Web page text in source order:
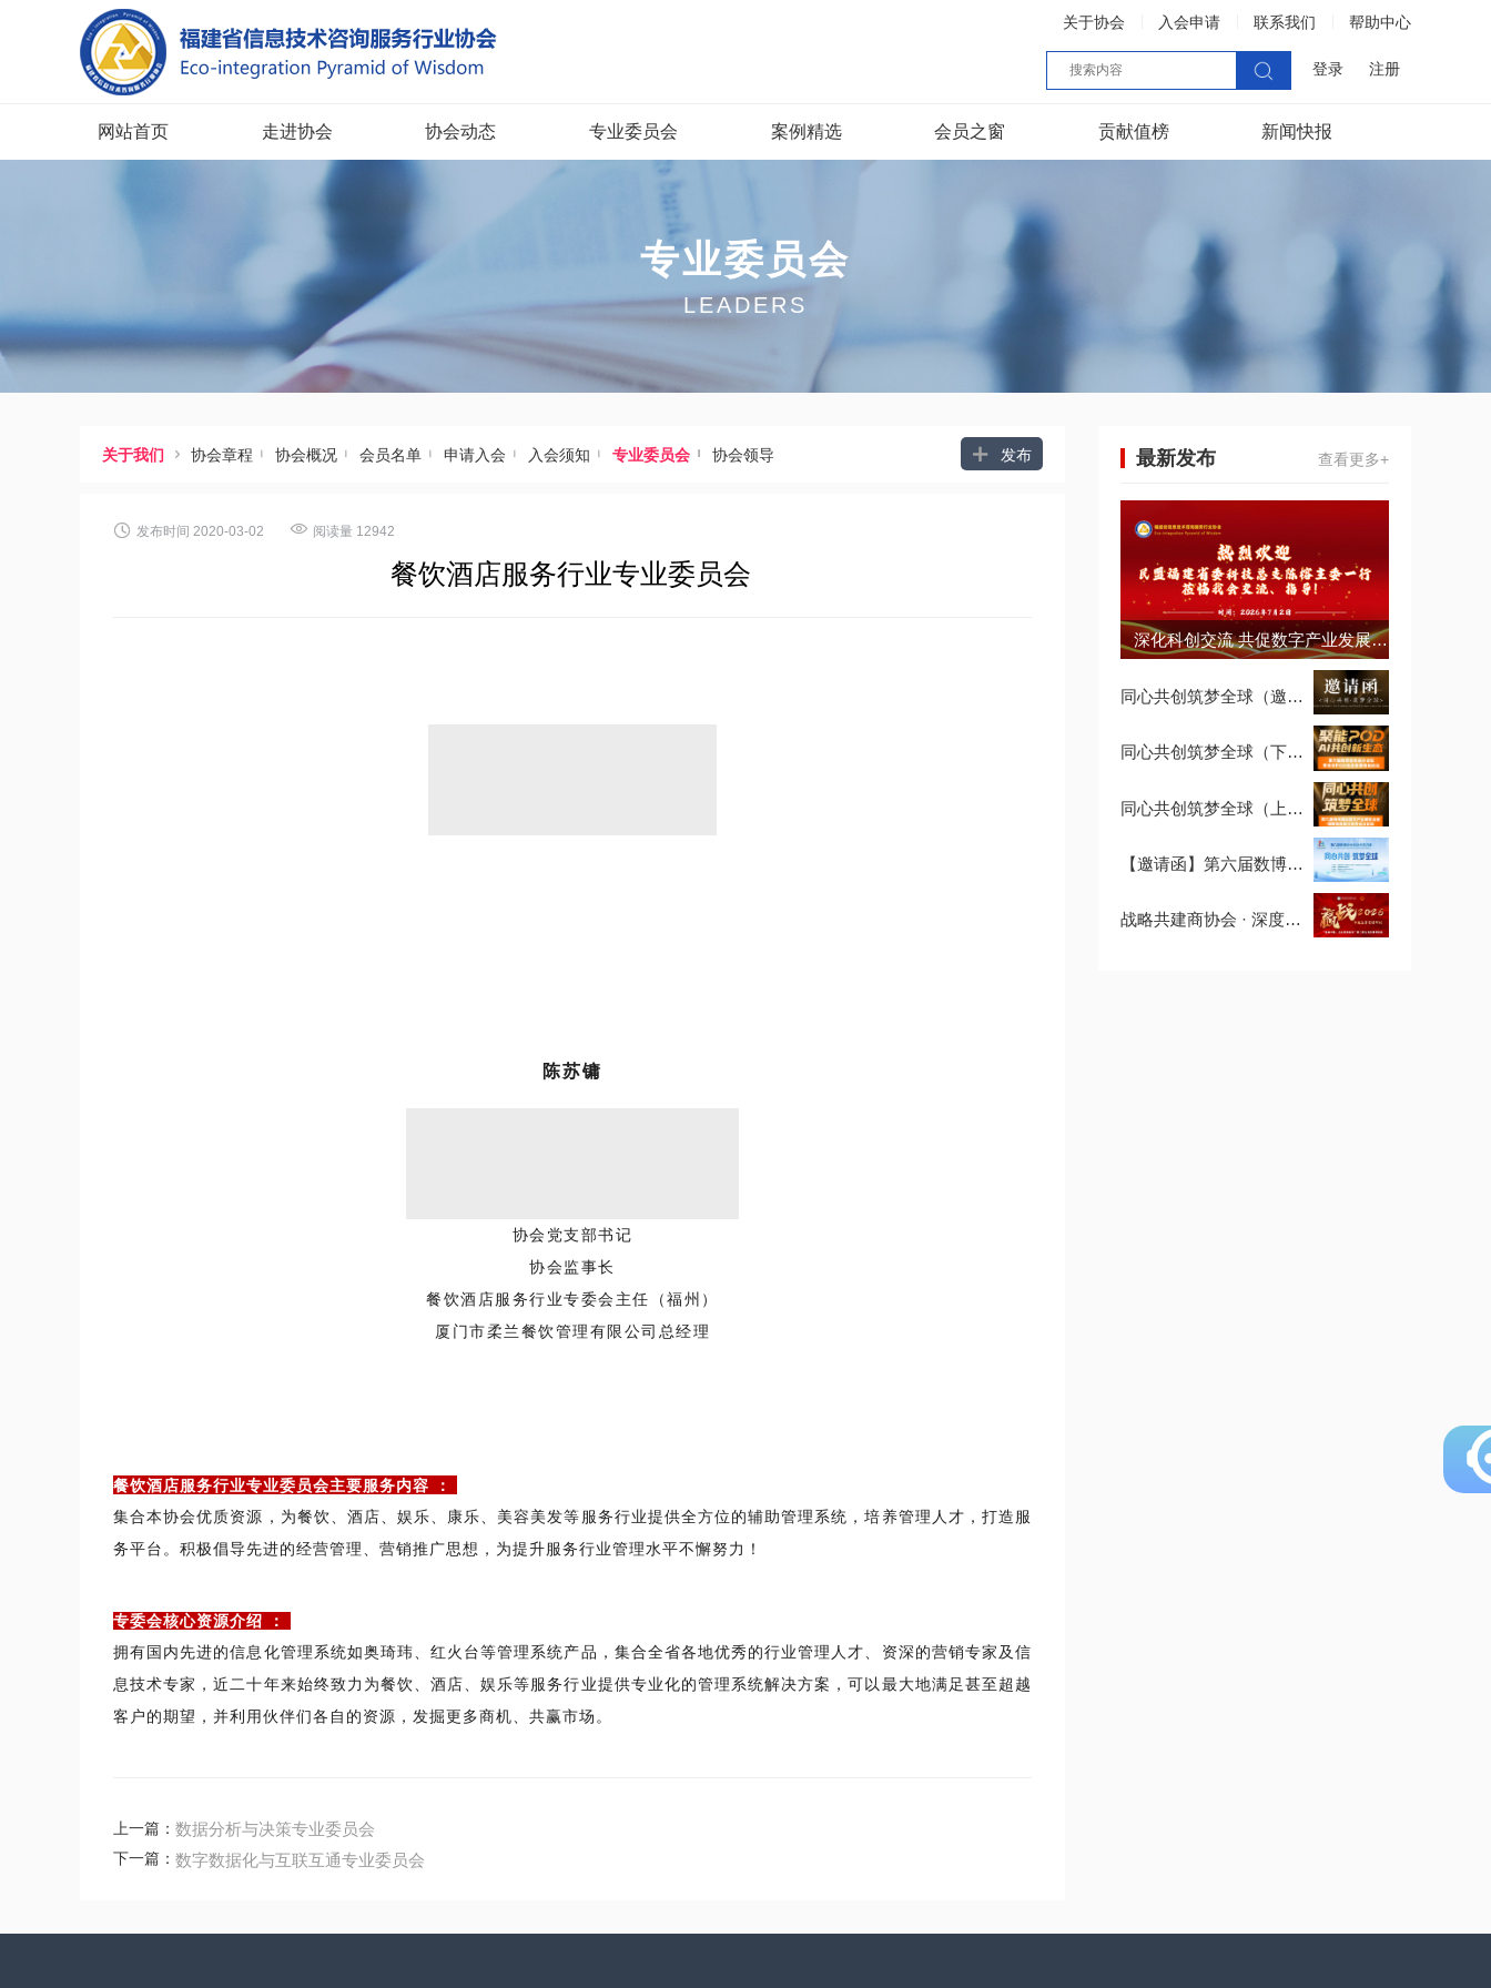
关于协会 入会申请 联系我们 帮助中心
登录 注册
网站首页 走进协会 协会动态 专业委员会 案例精选 会员之窗 贡献值榜 新闻快报
专业委员会
LEADERS
关于我们  协会章程  协会概况  会员名单  申请入会  入会须知  专业委员会  协会领导  发布
 发布时间 2020-03-02  阅读量 12942
餐饮酒店服务行业专业委员会
陈苏镛
协会党支部书记
协会监事长
餐饮酒店服务行业专委会主任（福州 ）
厦门市柔兰餐饮管理有限公司总经理
餐饮酒店服务行业专业委员会主要服务内容 ：
集合本协会优质资源，为餐饮、酒店、娱乐、康乐、美容美发等服务行业提供全方位的辅助管理系统，培养管理人才，打造服
务平台。积极倡导先进的经营管理、营销推广思想，为提升服务行业管理水平不懈努力！
专委会核心资源介绍 ：
拥有国内先进的信息化管理系统如奥琦玮、红火台等管理系统产品，集合全省各地优秀的行业管理人才、资深的营销专家及信
息技术专家，近二十年来始终致力为餐饮、酒店、娱乐等服务行业提供专业化的管理系统解决方案，可以最大地满足甚至超越
客户的期望，并利用伙伴们各自的资源，发掘更多商机、共赢市场。
上一篇： 数据分析与决策专业委员会
下一篇： 数字数据化与互联互通专业委员会
最新发布 查看更多+
深化科创交流 共促数字产业发展 —— 民盟福建省直属科技总支陈榕主委一行莅临我会指导交流
同心共创筑梦全球（邀请函）
同心共创筑梦全球（下午场）
同心共创筑梦全球（上午场）
【邀请函】第六届数博会暨2026循序自生长，新商业生态专业分论坛
战略共建商协会 · 深度参访计划第二期：走进清铧股份，探秘茶文化经营智慧